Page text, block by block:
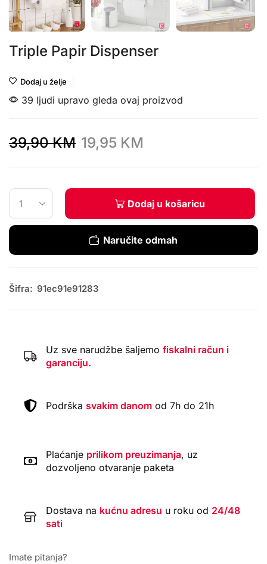
Triple Papir Dispenser
Dodaj u želje
39 ljudi upravo gleda ovaj proizvod
39,90KM 19,95 KM
Dodaj u košaricu
Naručite odmah
Šifra: 91ec91e91283
Uz sve narudžbe šaljemo fiskalni račun i
garanciju.
Podrška svakim danom od 7h do 21h
Plaćanje prilikom preuzimanja, uz
dozvoljeno otvaranje paketa
Dostava na kućnu adresu u roku od 24/48
sati
Imate pitanja?